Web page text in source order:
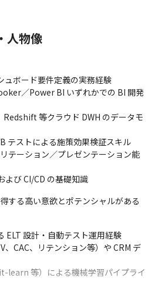
人物像
ュボード要件定義の実務経験
／Power BI いずれかでの BI 開発
等クラウド DWH のデータモ
テストによる施策効果検証スキル
テーション／プレゼンテーション能
よび CI/CD の基礎知識
する高い意欲とポテンシャルがある
ELT 設計・自動テスト運用経験
、CAC、リテンション等）や CRM デ
learn 等）による機械学習パイプライ